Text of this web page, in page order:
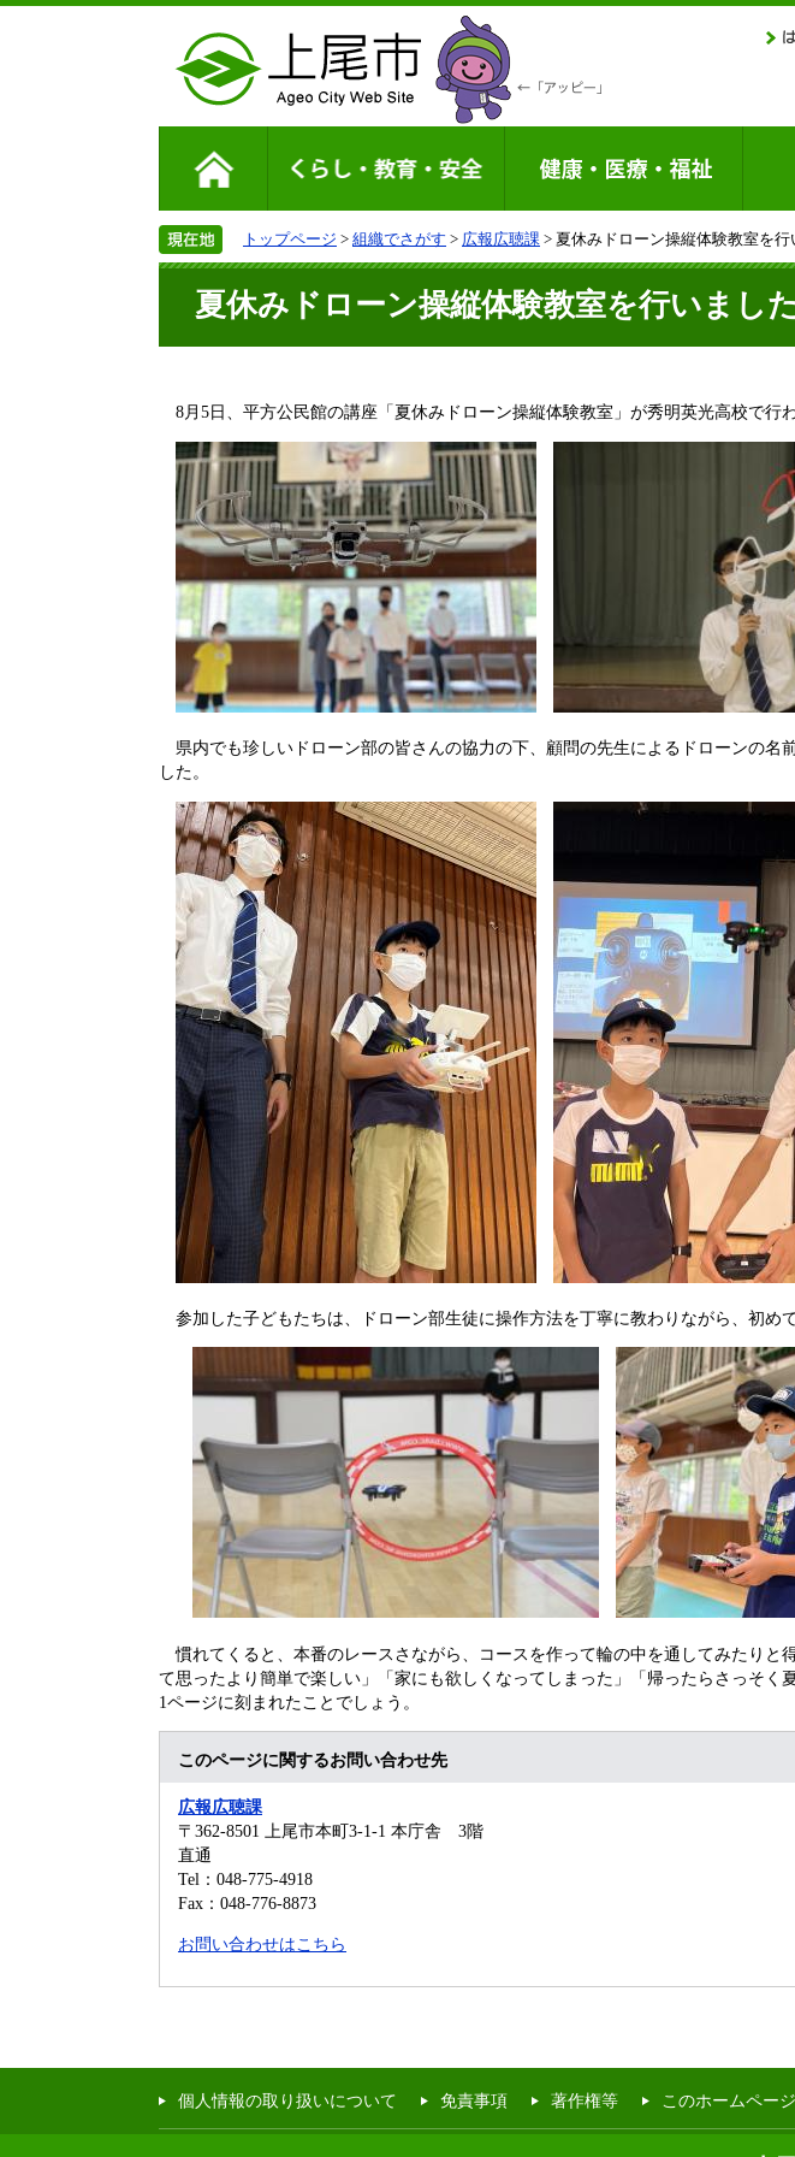
トップページ > 組織でさがす > 広報広聴課 > 夏休みドローン操縦体験教室を行
夏休みドローン操縦体験教室を行いました
8月5日、平方公民館の講座「夏休みドローン操縦体験教室」が秀明英光高校で行わ
県内でも珍しいドローン部の皆さんの協力の下、顧問の先生によるドローンの名
した。
参加した子どもたちは、ドローン部生徒に操作方法を丁寧に教わりながら、初め
慣れてくると、本番のレースさながら、コースを作って輪の中を通してみたり
て思ったより簡単で楽しい」「家にも欲しくなってしまった」「帰ったらさっそ
1ページに刻まれたことでしょう。
このページに関するお問い合わせ先
広報広聴課
〒362-8501
上尾市本町3-1-1 本庁舎 3階
直通
Tel：048-775-4918
Fax：048-776-8873
お問い合わせはこちら
個人情報の取り扱いについて 免責事項 著作権等 このホームペー